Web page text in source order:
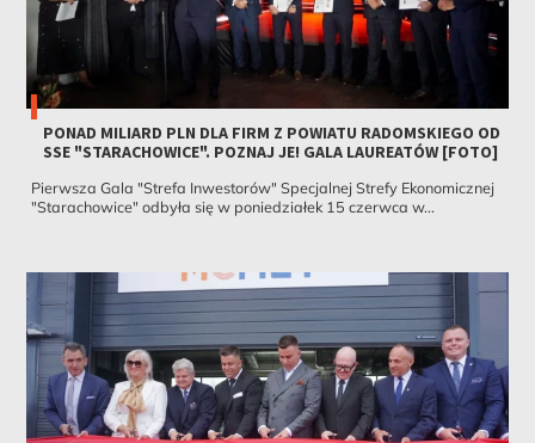
PONAD MILIARD PLN DLA FIRM Z POWIATU RADOMSKIEGO OD
SSE "STARACHOWICE". POZNAJ JE! GALA LAUREATÓW [FOTO]
Pierwsza Gala "Strefa Inwestorów" Specjalnej Strefy Ekonomicznej
"Starachowice" odbyła się w poniedziałek 15 czerwca w...